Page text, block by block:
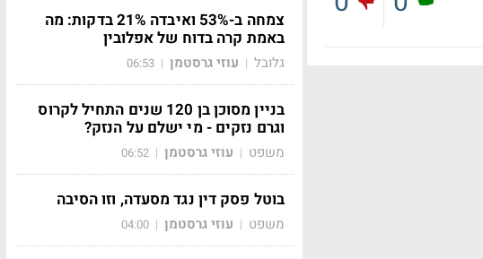
צמחה ב-53% ואיבדה 21% בדקות: מה
באמת קרה בדוח של אפלובין
גלובל | עוזי גרסטמן |
06:53
בניין מסוכן בן 120 שנים התחיל לקרוס
וגרם נזקים - מי ישלם על הנזק?
משפט | עוזי גרסטמן |
06:52
בוטל פסק דין נגד מסעדה, וזו הסיבה
משפט | עוזי גרסטמן |
04:00